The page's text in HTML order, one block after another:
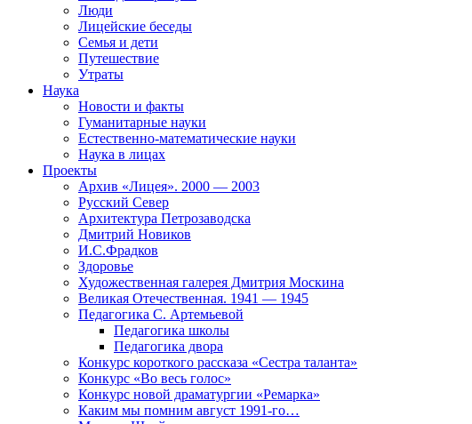
Люди
Лицейские беседы
Семья и дети
Путешествие
Утраты
Наука
Новости и факты
Гуманитарные науки
Естественно-математические науки
Наука в лицах
Проекты
Архив «Лицея». 2000 — 2003
Русский Север
Архитектура Петрозаводска
Дмитрий Новиков
И.С.Фрадков
Здоровье
Художественная галерея Дмитрия Москина
Великая Отечественная. 1941 — 1945
Педагогика С. Артемьевой
Педагогика школы
Педагогика двора
Конкурс короткого рассказа «Сестра таланта»
Конкурс «Во весь голос»
Конкурс новой драматургии «Ремарка»
Каким мы помним август 1991-го…